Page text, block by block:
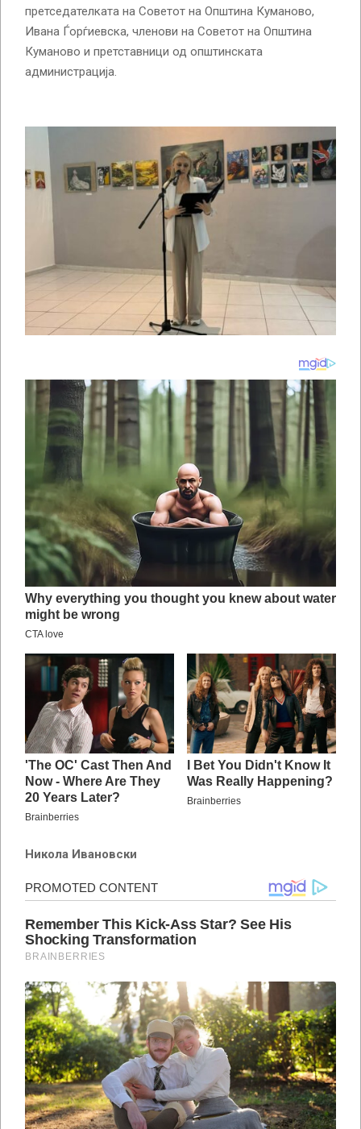
претседателката на Советот на Општина Куманово,
Ивана Ѓорѓиевска, членови на Советот на Општина
Куманово и претставници од општинската
администрација.
Никола Ивановски